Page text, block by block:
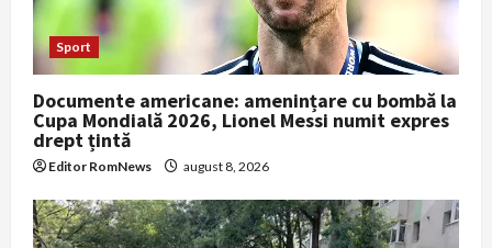
Sport
Documente americane: amenințare cu bombă la
Cupa Mondială 2026, Lionel Messi numit expres
drept țintă
Editor RomNews august 8, 2026